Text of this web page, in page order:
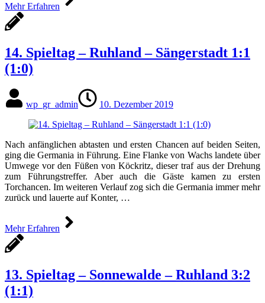
Mehr Erfahren
14. Spieltag – Ruhland – Sängerstadt 1:1
(1:0)
wp_gr_admin 10. Dezember 2019
Nach anfänglichen abtasten und ersten Chancen auf beiden Seiten,
ging die Germania in Führung. Eine Flanke von Wachs landete über
Umwege vor den Füßen von Köckritz, dieser traf aus der Drehung
zum Führungstreffer. Aber auch die Gäste kamen zu ersten
Torchancen. Im weiteren Verlauf zog sich die Germania immer mehr
zurück und lauerte auf Konter, …
Mehr Erfahren
13. Spieltag – Sonnewalde – Ruhland 3:2
(1:1)